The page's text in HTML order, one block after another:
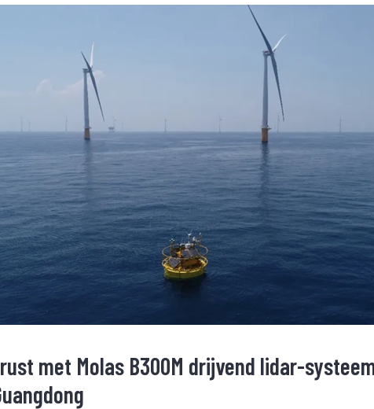
met Molas B300M drijvend lidar-